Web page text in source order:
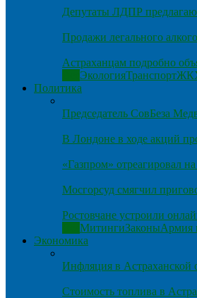
Депутаты ЛДПР
Продажи легального
Астраханцам подробно
ЭкологияТранспорт
Политика
Председатель СовБеза
В Лондоне в ходе акций
«Газпром» отреагировал
Мосгорсуд смягчил
Ростовчане устроили
МитингиЗаконыАрмия
Экономика
Инфляция в Астраханской
Стоимость топлива в